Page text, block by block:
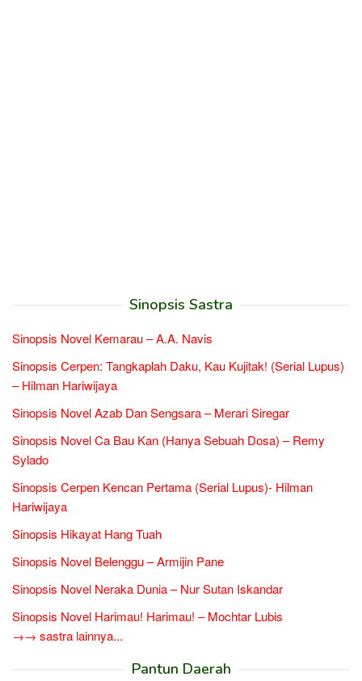
Sinopsis Sastra
Sinopsis Novel Kemarau – A.A. Navis
Sinopsis Cerpen: Tangkaplah Daku, Kau Kujitak! (Serial Lupus)
– Hilman Hariwijaya
Sinopsis Novel Azab Dan Sengsara – Merari Siregar
Sinopsis Novel Ca Bau Kan (Hanya Sebuah Dosa) – Remy
Sylado
Sinopsis Cerpen Kencan Pertama (Serial Lupus)- Hilman
Hariwijaya
Sinopsis Hikayat Hang Tuah
Sinopsis Novel Belenggu – Armijin Pane
Sinopsis Novel Neraka Dunia – Nur Sutan Iskandar
Sinopsis Novel Harimau! Harimau! – Mochtar Lubis
→→ sastra lainnya...
Pantun Daerah